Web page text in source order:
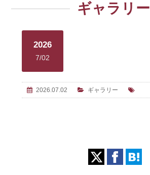
ギャラリー
2026
7/02
2026.07.02 ギャラリー